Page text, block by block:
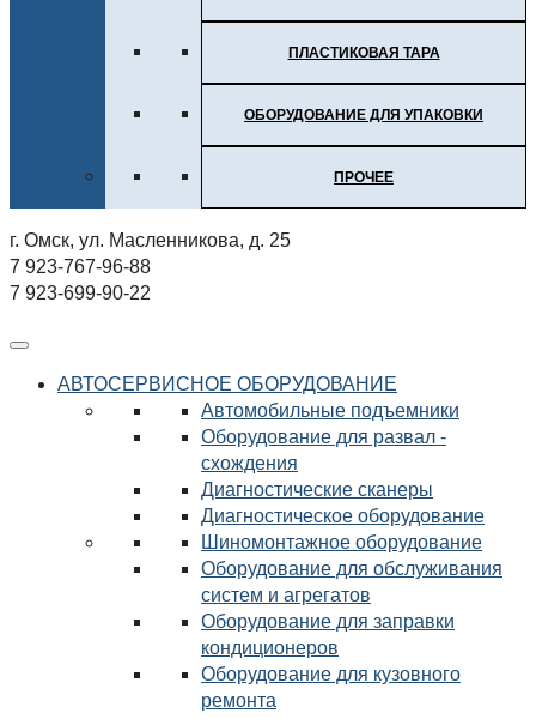
ПЛАСТИКОВАЯ ТАРА
ОБОРУДОВАНИЕ ДЛЯ УПАКОВКИ
ПРОЧЕЕ
г. Омск, ул. Масленникова, д. 25
7 923-767-96-88
7 923-699-90-22
АВТОСЕРВИСНОЕ ОБОРУДОВАНИЕ
Автомобильные подъемники
Оборудование для развал -
схождения
Диагностические сканеры
Диагностическое оборудование
Шиномонтажное оборудование
Оборудование для обслуживания
систем и агрегатов
Оборудование для заправки
кондиционеров
Оборудование для кузовного
ремонта